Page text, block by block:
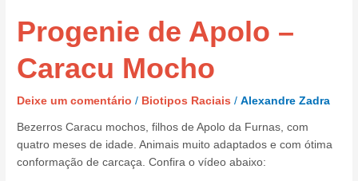
Progenie de Apolo –
Caracu Mocho
Deixe um comentário / Biotipos Raciais /Alexandre Zadra
Bezerros Caracu mochos, filhos de Apolo da Furnas, com
quatro meses de idade. Animais muito adaptados e com ótima
conformação de carcaça. Confira o vídeo abaixo:
Apolo
–
Caracu
Mocho